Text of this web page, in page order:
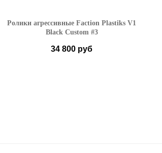
Ролики агрессивные Faction Plastiks V1
Black Custom #3
34 800 руб